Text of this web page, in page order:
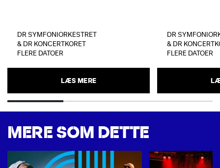
DR SYMFONIORKESTRET
& DR KONCERTKORET
FLERE DATOER
LÆS MERE
DR
& DR
FLERE DATOER
MERE SOM DETTE